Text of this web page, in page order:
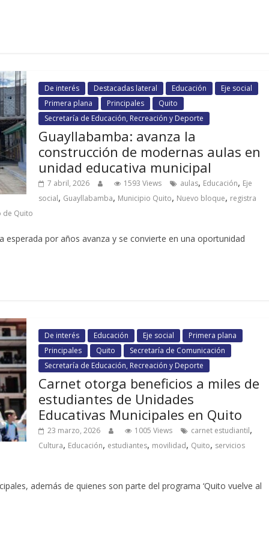
De interés Destacadas lateral Educación
Eje social
Primera plana
Principales
Quito
Secretaría de Educación, Recreación y Deporte
Guayllabamba: avanza la
construcción de modernas aulas en
unidad educativa municipal
7 abril, 2026 1593 Views aulas, Educación, Eje
social, Guayllabamba, Municipio Quito, Nuevo bloque, registra
de Quito
por años avanza y se convierte en una oportunidad
De interés Educación Eje social
Primera plana
Principales
Quito
Secretaría de Comunicación
Secretaría de Educación, Recreación y Deporte
Carnet otorga beneficios a miles de
estudiantes de Unidades
Educativas Municipales en Quito
23 marzo, 2026 1005 Views carnet estudiantil,
Cultura, Educación, estudiantes, movilidad, Quito, servicios
además de quienes son parte del programa ‘Quito vuelve al